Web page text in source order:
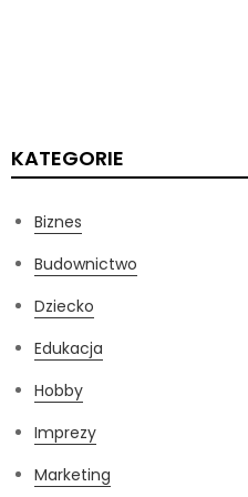
KATEGORIE
Biznes
Budownictwo
Dziecko
Edukacja
Hobby
Imprezy
Marketing